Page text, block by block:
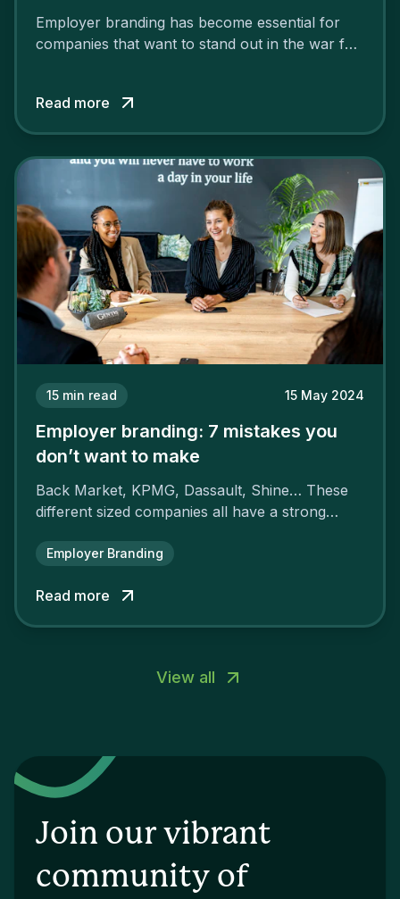
Employer branding has become essential for
companies that want to stand out in the war for
attract the best profiles.
Read more
15 min read 15 May 2024
Employer branding: 7 mistakes you
don’t want to make
Back Market, KPMG, Dassault, Shine… These
different sized companies all have a strong
attractiveness and loyalty and makes their
Employer Branding
Read more
View all
Join our vibrant
community of